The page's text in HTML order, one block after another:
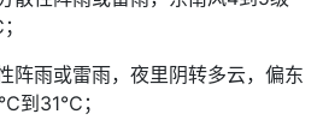
雨或雷雨，夜里阴转多云，偏东
到31℃；